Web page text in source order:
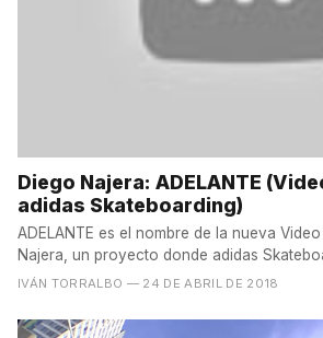
Diego Najera: ADELANTE
adidas Skateboarding)
ADELANTE es el nombre de la nueva
Najera, un proyecto donde adidas
unida...
IVÁN TORRALBO — 24 DE ABRIL DE 2018